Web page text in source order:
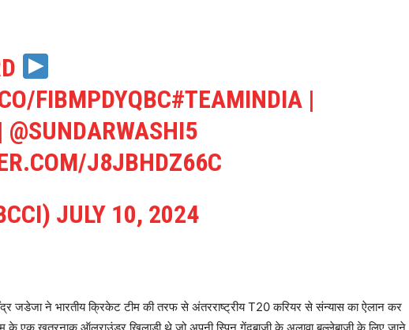
FIBMPDYQBC#TEAMINDIA|
| @SUNDARWASHI5
J8JBHDZ66C
JULY 10, 2024
जडेजा ने भारतीय क्रिकेट टीम की तरफ से अंतरराष्ट्रीय T20 करियर से संन्यास का ऐलान कर